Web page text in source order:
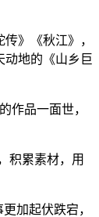
传》《秋江》，
地的《山乡巨
作品一面世，
积累素材，用
加起伏跌宕，